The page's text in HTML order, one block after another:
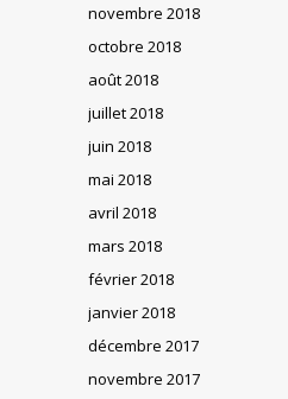
novembre 2018
octobre 2018
août 2018
juillet 2018
juin 2018
mai 2018
avril 2018
mars 2018
février 2018
janvier 2018
décembre 2017
novembre 2017